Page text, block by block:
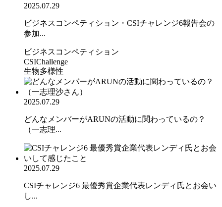
2025.07.29
ビジネスコンペティション・CSIチャレンジ6報告会の
参加...
ビジネスコンペティション
CSIChallenge
生物多様性
2025.07.29
どんなメンバーがARUNの活動に関わっているの？
（一志理...
2025.07.29
CSIチャレンジ6 最優秀賞企業代表レンディ氏とお会い
し...